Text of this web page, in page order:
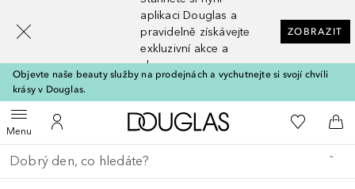
aplikaci Douglas a
pravidelně získávejte
exkluzivní akce a
slevy
ZOBRAZIT
Objevte naše beauty služby na prodejnách a vychutnejte si svojí chvíli
krásy v Douglas.
MenuOtevřít menuK mému účtu
Domů K mému
Do
Vraťte se
Proveďte vyhledávání
[navigation.slideout.screenreader]